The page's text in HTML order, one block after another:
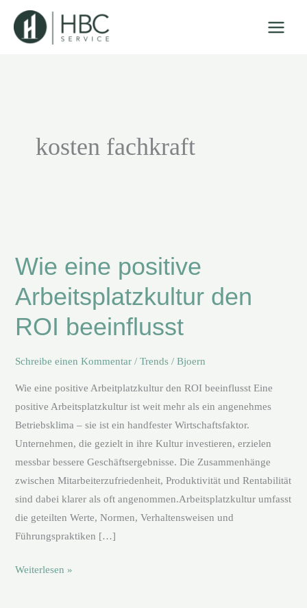
Inhalt
springen
kosten fachkraft
Wie eine positive
Arbeitsplatzkultur den
ROI beeinflusst
Schreibe einen Kommentar /Trends /Bjoern
Wie eine positive Arbeitplatzkultur den ROI beeinflusst Eine
positive Arbeitsplatzkultur ist weit mehr als ein angenehmes
Betriebsklima – sie ist ein handfester Wirtschaftsfaktor.
Unternehmen, die gezielt in ihre Kultur investieren, erzielen
messbar bessere Geschäftsergebnisse. Die Zusammenhänge
zwischen Mitarbeiterzufriedenheit, Produktivität und Rentabilität
sind dabei klarer als oft angenommen.Arbeitsplatzkultur umfasst
die geteilten Werte, Normen, Verhaltensweisen und
Führungspraktiken […]
positive
den
ROI
beeinflusst
Weiterlesen »